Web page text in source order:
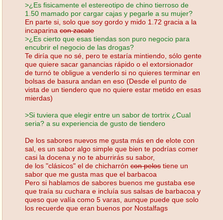
>¿Es fisicamente el estereotipo de chino tierroso de
1.50 mamado por cargar cajas y pegarle a su mujer?
En parte si, solo que soy gordo y mido 1.72 gracia a la
incaparina con zacate
>¿Es cierto que esas tiendas son puro negocio para
encubrir el negocio de las drogas?
Te diría que no sé, pero te estaría mintiendo, sólo gente
que quiere sacar ganancias rápido o el extorsionador
de turnó te obligue a venderlo si no quieres terminar en
bolsas de basura andan en eso (Desde el punto de
vista de un tiendero que no quiere estar metido en esas
mierdas)
>Si tuviera que elegir entre un sabor de tortrix ¿Cual
seria? a su experiencia de gusto de tiendero
De los sabores nuevos me gusta más en de elote con
sal, es un sabor algo simple que bien te podrías comer
casi la docena y no te aburrirás su sabor,
de los "clásicos" el de chicharrón con pelos tiene un
sabor que me gusta mas que el barbacoa
Pero si hablamos de sabores buenos me gustaba ese
que traía su cuchara e incluía sus salsas de barbacoa y
queso que valía como 5 varas, aunque puede que solo
los recuerde que eran buenos por Nostalfags